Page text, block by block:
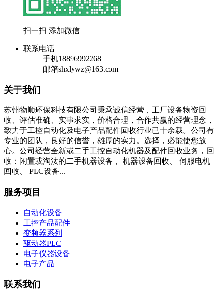
扫一扫 添加微信
联系电话
手机18896992268
邮箱shxlywz@163.com
关于我们
苏州物顺环保科技有限公司秉承诚信经营，工厂设备物资回
收、评估准确、实事求实，价格合理，合作共赢的经营理念，
致力于工控自动化及电子产品配件回收行业已十余载。公司有
专业的团队，良好的信誉，雄厚的实力。选择，必能使您放
心。公司经营全新或二手工控自动化机器及配件回收业务，回
收：闲置或淘汰的二手机器设备， 机器设备回收、 伺服电机
回收、 PLC设备...
服务项目
自动化设备
工控产品配件
变频器系列
驱动器PLC
电子仪器设备
电子产品
联系我们